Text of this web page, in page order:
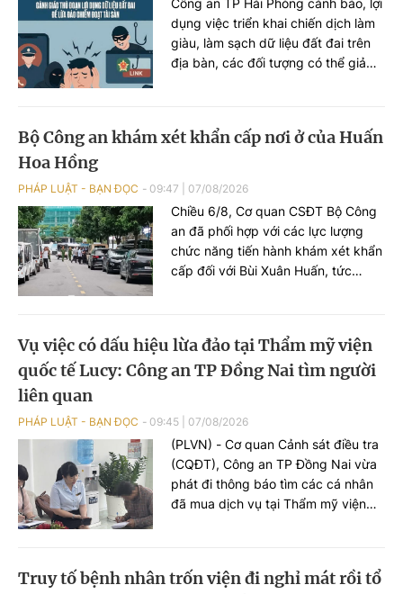
Công an TP Hải Phòng cảnh báo, lợi
dụng việc triển khai chiến dịch làm
giàu, làm sạch dữ liệu đất đai trên
địa bàn, các đối tượng có thể giả
đoạt tài sản của người dân.
Bộ Công an khám xét khẩn cấp nơi ở của Huấn
Hoa Hồng
PHÁP LUẬT - BẠN ĐỌC 09:47 07/08/2026
Chiều 6/8, Cơ quan CSĐT Bộ Công
an đã phối hợp với các lực lượng
chức năng tiến hành khám xét khẩn
cấp đối với Bùi Xuân Huấn, tức
Vụ việc có dấu hiệu lừa đảo tại Thẩm mỹ viện
quốc tế Lucy: Công an TP Đồng Nai tìm người
liên quan
PHÁP LUẬT - BẠN ĐỌC 09:45 07/08/2026
(PLVN) - Cơ quan Cảnh sát điều tra
(CQĐT), Công an TP Đồng Nai vừa
phát đi thông báo tìm các cá nhân
đã mua dịch vụ tại Thẩm mỹ viện
Truy tố bệnh nhân trốn viện đi nghỉ mát rồi tổ